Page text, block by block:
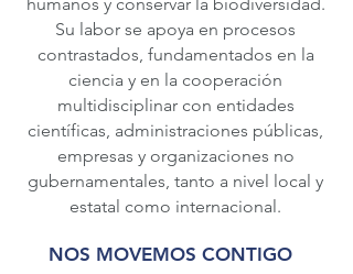
Su labor se apoya en procesos
contrastados, fundamentados en la
ciencia y en la cooperación
multidisciplinar con entidades
científicas, administraciones públicas,
empresas y organizaciones no
gubernamentales, tanto a nivel local y
estatal como internacional.
NOS MOVEMOS CONTIGO